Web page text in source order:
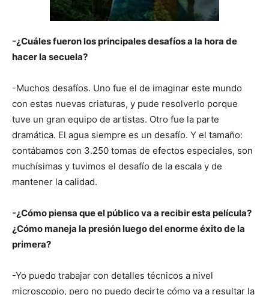
-¿Cuáles fueron los principales desafíos a la hora de
hacer la secuela?
-Muchos desafíos. Uno fue el de imaginar este mundo
con estas nuevas criaturas, y pude resolverlo porque
tuve un gran equipo de artistas. Otro fue la parte
dramática. El agua siempre es un desafío. Y el tamaño:
contábamos con 3.250 tomas de efectos especiales, son
muchísimas y tuvimos el desafío de la escala y de
mantener la calidad.
-¿Cómo piensa que el público va a recibir esta película?
¿Cómo maneja la presión luego del enorme éxito de la
primera?
-Yo puedo trabajar con detalles técnicos a nivel
microscopio, pero no puedo decirte cómo va a resultar la